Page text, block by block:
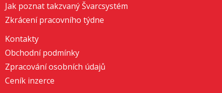
Jak poznat takzvaný Švarcsystém
Zkrácení pracovního týdne
Kontakty
Obchodní podmínky
Zpracování osobních údajů
Ceník inzerce